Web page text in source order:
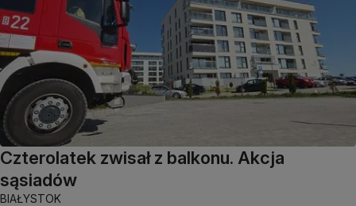
Czterolatek zwisał z balkonu. Akcja
sąsiadów
BIAŁYSTOK